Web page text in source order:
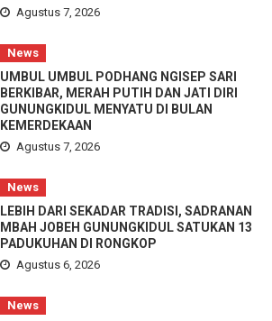
Agustus 7, 2026
News
UMBUL UMBUL PODHANG NGISEP SARI
BERKIBAR, MERAH PUTIH DAN JATI DIRI
GUNUNGKIDUL MENYATU DI BULAN
KEMERDEKAAN
Agustus 7, 2026
News
LEBIH DARI SEKADAR TRADISI, SADRANAN
MBAH JOBEH GUNUNGKIDUL SATUKAN 13
PADUKUHAN DI RONGKOP
Agustus 6, 2026
News